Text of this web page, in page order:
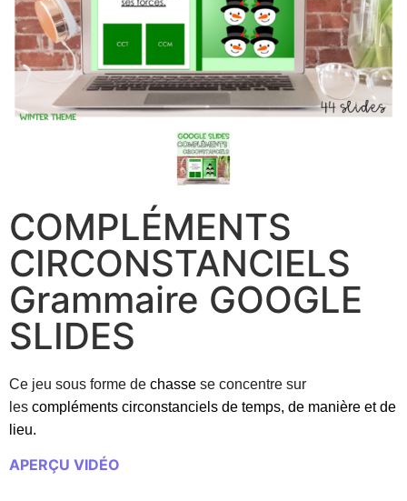
COMPLÉMENTS
CIRCONSTANCIELS
Grammaire GOOGLE
SLIDES
Ce jeu sous forme de chasse se concentre sur
les compléments circonstanciels de temps, de manière et de
lieu.
APERÇU VIDÉO